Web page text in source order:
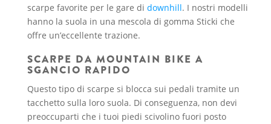
scarpe favorite per le gare di downhill. I nostri modelli
hanno la suola in una mescola di gomma Sticki che
offre un’eccellente trazione.
SCARPE DA MOUNTAIN BIKE A
SGANCIO RAPIDO
Questo tipo di scarpe si blocca sui pedali tramite un
tacchetto sulla loro suola. Di conseguenza, non devi
preoccuparti che i tuoi piedi scivolino fuori posto